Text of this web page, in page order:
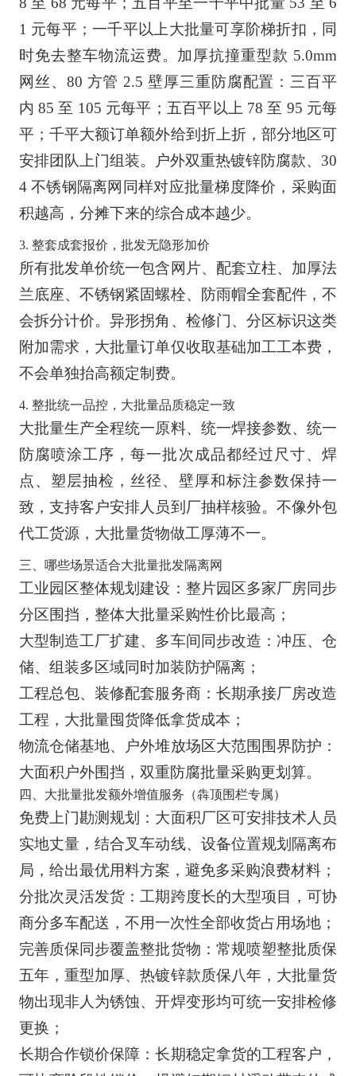
1 元每平；一千平以上大批量可享阶梯折扣，同
时免去整车物流运费。加厚抗撞重型款 5.0mm
网丝、80 方管 2.5 壁厚三重防腐配置：三百平
内 85 至 105 元每平；五百平以上 78 至 95 元每
平；千平大额订单额外给到折上折，部分地区可
安排团队上门组装。户外双重热镀锌防腐款、30
4 不锈钢隔离网同样对应批量梯度降价，采购面
积越高，分摊下来的综合成本越少。
3. 整套成套报价，批发无隐形加价
所有批发单价统一包含网片、配套立柱、加厚法
兰底座、不锈钢紧固螺栓、防雨帽全套配件，不
会拆分计价。异形拐角、检修门、分区标识这类
附加需求，大批量订单仅收取基础加工工本费，
不会单独抬高额定制费。
4. 整批统一品控，大批量品质稳定一致
大批量生产全程统一原料、统一焊接参数、统一
防腐喷涂工序，每一批次成品都经过尺寸、焊
点、塑层抽检，丝径、壁厚和标注参数保持一
致，支持客户安排人员到厂抽样核验。不像外包
代工货源，大批量货物做工厚薄不一。
三、哪些场景适合大批量批发隔离网
工业园区整体规划建设：整片园区多家厂房同步
分区围挡，整体大批量采购性价比最高；
大型制造工厂扩建、多车间同步改造：冲压、仓
储、组装多区域同时加装防护隔离；
工程总包、装修配套服务商：长期承接厂房改造
工程，大批量囤货降低拿货成本；
物流仓储基地、户外堆放场区大范围围界防护：
大面积户外围挡，双重防腐批量采购更划算。
四、大批量批发额外增值服务（犇顶围栏专属）
免费上门勘测规划：大面积厂区可安排技术人员
实地丈量，结合叉车动线、设备位置规划隔离布
局，给出最优用料方案，避免多采购浪费材料；
分批次灵活发货：工期跨度长的大型项目，可协
商分多车配送，不用一次性全部收货占用场地；
完善质保同步覆盖整批货物：常规喷塑整批质保
五年，重型加厚、热镀锌款质保八年，大批量货
物出现非人为锈蚀、开焊变形均可统一安排检修
更换；
长期合作锁价保障：长期稳定拿货的工程客户，